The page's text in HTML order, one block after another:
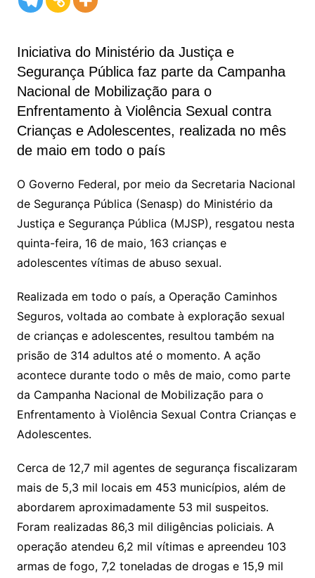
Iniciativa do Ministério da Justiça e
Segurança Pública faz parte da Campanha
Nacional de Mobilização para o
Enfrentamento à Violência Sexual contra
Crianças e Adolescentes, realizada no mês
de maio em todo o país
O Governo Federal, por meio da Secretaria Nacional
de Segurança Pública (Senasp) do Ministério da
Justiça e Segurança Pública (MJSP), resgatou nesta
quinta-feira, 16 de maio, 163 crianças e
adolescentes vítimas de abuso sexual.
Realizada em todo o país, a Operação Caminhos
Seguros, voltada ao combate à exploração sexual
de crianças e adolescentes, resultou também na
prisão de 314 adultos até o momento. A ação
acontece durante todo o mês de maio, como parte
da Campanha Nacional de Mobilização para o
Enfrentamento à Violência Sexual Contra Crianças e
Adolescentes.
Cerca de 12,7 mil agentes de segurança fiscalizaram
mais de 5,3 mil locais em 453 municípios, além de
abordarem aproximadamente 53 mil suspeitos.
Foram realizadas 86,3 mil diligências policiais. A
operação atendeu 6,2 mil vítimas e apreendeu 103
armas de fogo, 7,2 toneladas de drogas e 15,9 mil